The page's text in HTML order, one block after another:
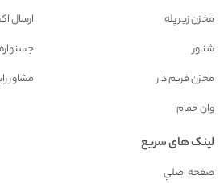
مخزن زیر پله
شناور
مخزن فريم دار
وان حمام
ارسال
مشاور
لینک های سریع
صفحه اصلي